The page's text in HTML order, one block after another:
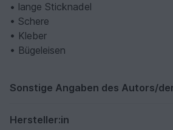
• lange Sticknadel
• Schere
• Kleber
• Bügeleisen
Sonstige Angaben des Autors/
Hersteller:in